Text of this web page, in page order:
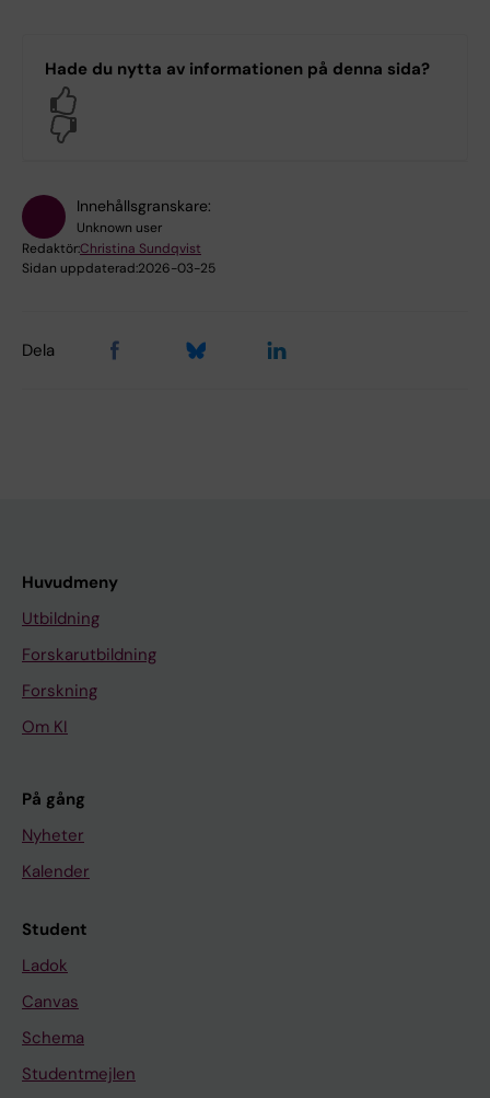
Hade du nytta av informationen på denna sida?
Innehållsgranskare:
Unknown user
Redaktör:Christina Sundqvist
Sidan uppdaterad:2026-03-25
Dela
Huvudmeny
Utbildning
Forskarutbildning
Forskning
Om KI
På gång
Nyheter
Kalender
Student
Ladok
Canvas
Schema
Studentmejlen